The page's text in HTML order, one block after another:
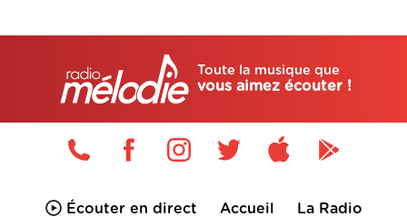
Toute la musique que
vous aimez écouter !
Écouter en direct Accueil La Radio